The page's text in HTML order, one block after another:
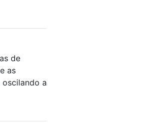
de
as
a